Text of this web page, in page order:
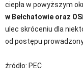
ciepła w powyższym
w Bełchatowie oraz
ulec skróceniu dla
od postępu
źródło: PEC